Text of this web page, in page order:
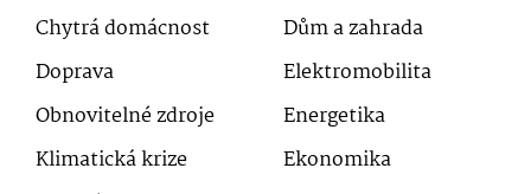
Chytrá domácnost
Dům a zahrada
Doprava
Elektromobilita
Obnovitelné zdroje
Energetika
Klimatická krize
Ekonomika